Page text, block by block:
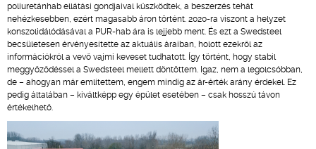
poliuretánhab ellátási gondjaival küszködtek, a beszerzés tehát
nehézkesebben, ezért magasabb áron történt. 2020-ra viszont a helyzet
konszolidálódásával a PUR-hab ára is lejjebb ment. És ezt a Swedsteel
becsületesen érvényesítette az aktuális áraiban, holott ezekről az
információkról a vevő vajmi keveset tudhatott. Így történt, hogy stabil
meggyőződéssel a Swedsteel mellett döntöttem. Igaz, nem a legolcsóbban,
de – ahogyan már említettem, engem mindig az ár-érték arány érdekel. Ez
pedig általában – kiváltképp egy épület esetében – csak hosszú távon
értékelhető.